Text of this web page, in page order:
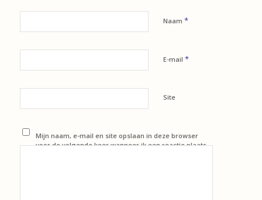
Naam *
E-mail *
Site
Mijn naam, e-mail en site opslaan in deze browser
voor de volgende keer wanneer ik een reactie plaats.